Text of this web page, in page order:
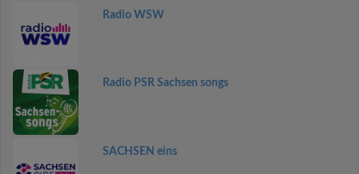
Radio WSW
Radio PSR Sachsen songs
SACHSEN eins